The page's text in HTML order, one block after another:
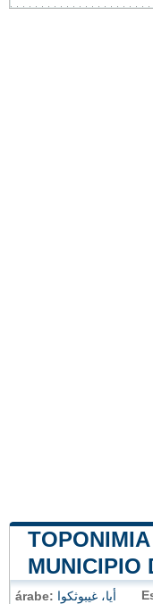
MUNICIPIO
árabe: أيا، غيبوثكوا